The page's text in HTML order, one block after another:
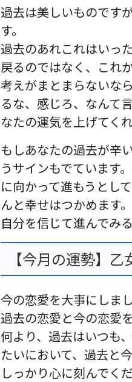
過去は美しいものです
す。
過去のあれこれはいっ
戻るのではなく、これ
考えがまとまらないな
るな、感じろ、なんて
なたの運気を上げてく
もしあなたの過去が辛
うサインもでています
に向かって進もうとし
んと幸せはつかめます。
自分を信じて進んでみ
【今月の運勢】
今の恋愛を大事にしまし
過去の恋愛と今の恋愛
何より、過去はいつも
たいにおいて、過去と
しっかり心に刻んでくだ